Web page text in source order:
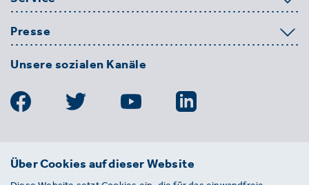
Presse
Unsere sozialen Kanäle
BDE
Über Cookies auf dieser Website